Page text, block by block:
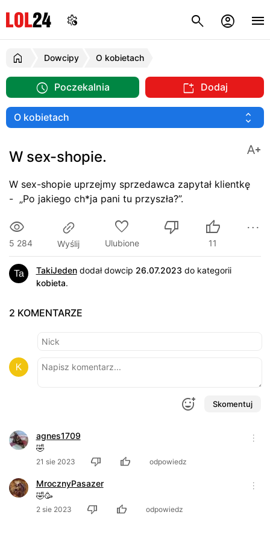
Dowcipy O kobietach
Poczekalnia Dodaj
W sex-shopie.
W sex-shopie uprzejmy sprzedawca zapytał klientkę
- „Po jakiego ch*ja pani tu przyszła?”.
5 284 Wyślij Ulubione 11
TakiJedendodał dowcip 26.07.2023 do kategorii
kobieta.
2 KOMENTARZE
Skomentuj
agnes1709
🤣
21 sie 2023 odpowiedz
MrocznyPasazer
🤣🥳
2 sie 2023 odpowiedz